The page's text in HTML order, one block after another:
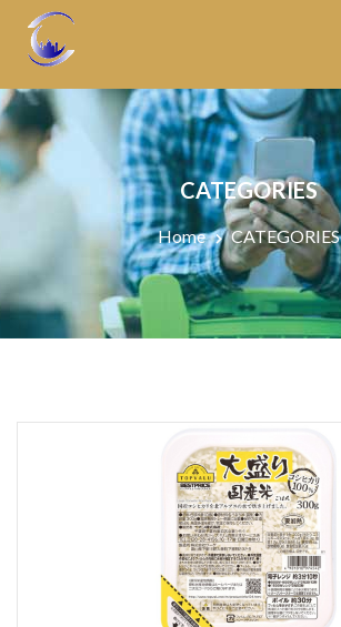
CATEGORIES
Home CATEGORIES